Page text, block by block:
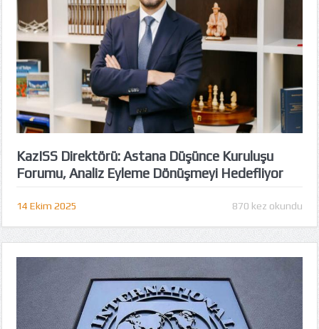
KazISS Direktörü: Astana Düşünce Kuruluşu
Forumu, Analiz Eyleme Dönüşmeyi Hedefliyor
14 Ekim 2025 870 kez okundu